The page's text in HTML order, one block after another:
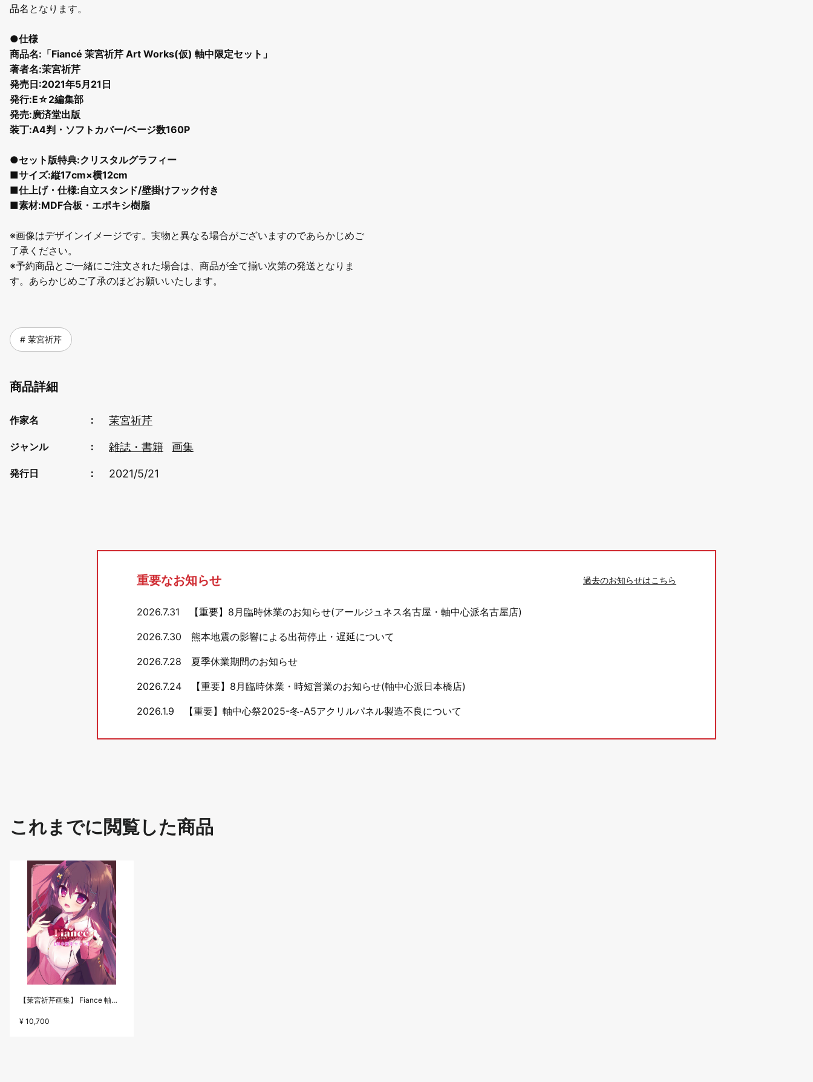
品名となります。
●仕様
商品名:「Fiancé 茉宮祈芹 Art Works(仮) 軸中限定セット」
著者名:茉宮祈芹
発売日:2021年5月21日
発行:E☆2編集部
発売:廣済堂出版
装丁:A4判・ソフトカバー/ページ数160P
●セット版特典:クリスタルグラフィー
■サイズ:縦17cm×横12cm
■仕上げ・仕様:自立スタンド/壁掛けフック付き
■素材:MDF合板・エポキシ樹脂
※画像はデザインイメージです。実物と異なる場合がございますのであらかじめご
了承ください。
※予約商品とご一緒にご注文された場合は、商品が全て揃い次第の発送となりま
す。あらかじめご了承のほどお願いいたします。
茉宮祈芹
商品詳細
作家名 茉宮祈芹
ジャンル 雑誌・書籍 画集
発行日 2021/5/21
重要なお知らせ 過去のお知らせはこちら
2026.7.31 【重要】8月臨時休業のお知らせ(アールジュネス名古屋・軸中心派名古屋店)
2026.7.30 熊本地震の影響による出荷停止・遅延について
2026.7.28 夏季休業期間のお知らせ
2026.7.24 【重要】8月臨時休業・時短営業のお知らせ(軸中心派日本橋店)
2026.1.9 【重要】軸中心祭2025-冬-A5アクリルパネル製造不良について
これまでに閲覧した商品
【茉宮祈芹画集】 Fiance 軸中限定セット
¥ 10,700